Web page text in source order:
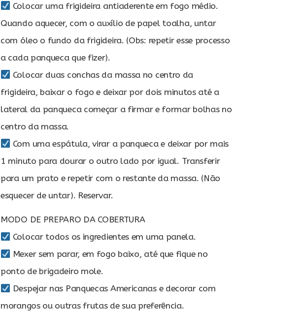
Colocar uma frigideira antiaderente em fogo médio.
Quando aquecer, com o auxílio de papel toalha, untar
com óleo o fundo da frigideira. (Obs: repetir esse processo
a cada panqueca que fizer).
Colocar duas conchas da massa no centro da
frigideira, baixar o fogo e deixar por dois minutos até a
lateral da panqueca começar a firmar e formar bolhas no
centro da massa.
Com uma espátula, virar a panqueca e deixar por mais
1 minuto para dourar o outro lado por igual. Transferir
para um prato e repetir com o restante da massa. (Não
esquecer de untar). Reservar.
MODO DE PREPARO DA COBERTURA
Colocar todos os ingredientes em uma panela.
Mexer sem parar, em fogo baixo, até que fique no
ponto de brigadeiro mole.
Despejar nas Panquecas Americanas e decorar com
morangos ou outras frutas de sua preferência.